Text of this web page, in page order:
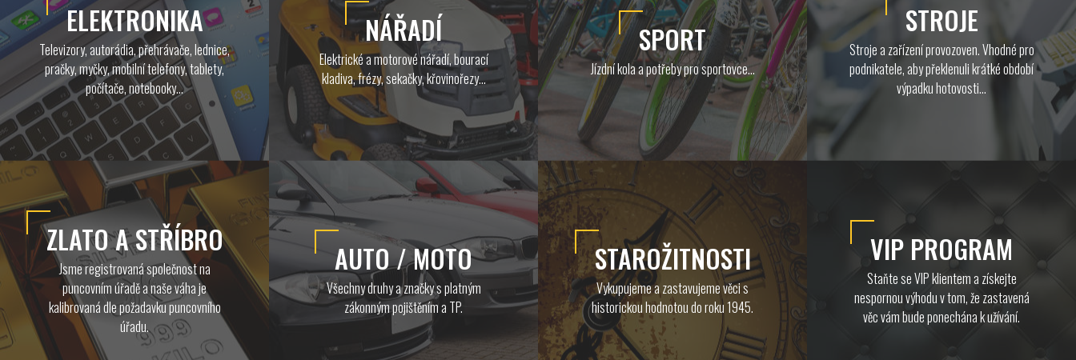
ELEKTRONIKA
Televizory, autorádia, přehrávače, lednice,
pračky, myčky, mobilní telefony, tablety,
počítače, notebooky...
NÁŘADÍ
Elektrické a motorové nářadí, bourací
kladiva, frézy, sekačky, křovinořezy...
SPORT
Jízdní kola a potřeby pro sportovce...
STROJE
Stroje a zařízení provozoven. Vhodné pro
podnikatele, aby překlenuli krátké období
výpadku hotovosti...
ZLATO A STŘÍBRO
Jsme registrovaná společnost na
puncovním úřadě a naše váha je
kalibrovaná dle požadavku puncovního
úřadu.
AUTO / MOTO
Všechny druhy a značky s platným
zákonným pojištěním a TP.
STAROŽITNOSTI
Vykupujeme a zastavujeme věci s
historickou hodnotou do roku 1945.
VIP PROGRAM
Staňte se VIP klientem a získejte
nespornou výhodu v tom, že zastavená
věc vám bude ponechána k užívání.